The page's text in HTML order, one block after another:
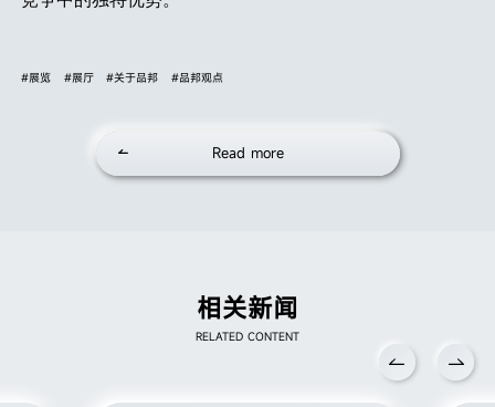
#展览 #展厅 #关于品邦 #品邦观点
Read more
相关新闻
RELATED CONTENT